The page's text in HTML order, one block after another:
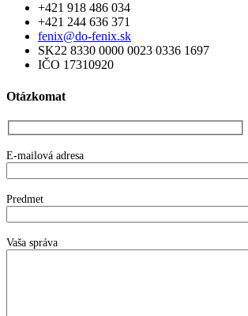
+421 918 486 034
+421 244 636 371
fenix@do-fenix.sk
SK22 8330 0000 0023 0336 1697
IČO 17310920
Otázkomat
E-mailová adresa
Predmet
Vaša správa